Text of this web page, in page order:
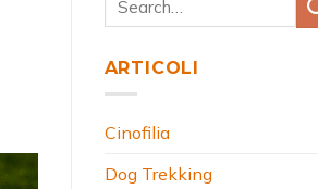
ARTICOLI
Cinofilia
Dog Trekking